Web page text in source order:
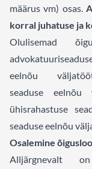
määrus vm) osas.
korral juhatuse ja
Olulisemad
eelnõu
seaduse eelnõu
ühisrahastuse
seaduse eelnõu
Osalemine
Alljärgnevalt